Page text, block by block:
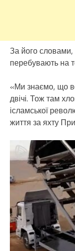
За його
перебувають на
«Ми знаємо, що
двічі. Тож там
ісламської
життя за яхту